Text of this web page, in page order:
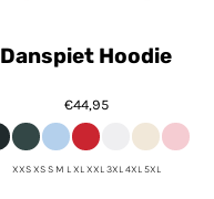
Danspiet Hoodie
€44,95
XXS XS S M L XL XXL 3XL 4XL 5XL